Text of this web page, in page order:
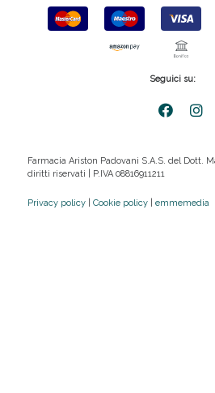
Seguici su:
Farmacia Ariston Padovani S.A.S. del Dott.
diritti riservati | P.IVA 08816911211
Privacy policy| Cookie policy| emmemedia